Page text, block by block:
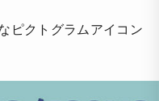
ピクトグラムアイコン